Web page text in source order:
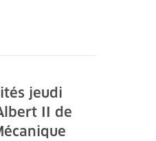
jeudi
II de